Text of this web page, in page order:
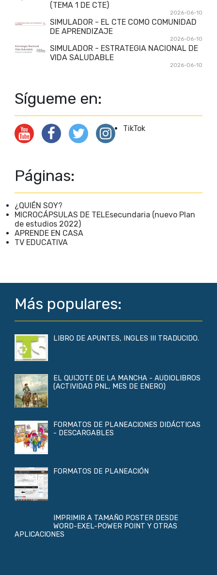
(TEMA 1 DE CTE)
2026-06-10
SIMULADOR - EL CTE COMO COMUNIDAD
DE APRENDIZAJE
2026-06-10
SIMULADOR - ESTRATEGIA NACIONAL DE
VIDA SALUDABLE
2026-06-10
Sígueme en:
TikTok
Páginas:
¿QUIÉN SOY?
MICROCÁPSULAS DE TELEsecundaria (nuevo Plan
de estudios 2022)
APRENDE EN CASA
TV EDUCATIVA
Más populares:
LIBRO DE APUNTES, INGLES III TRADUCIDO.
EL QUIJOTE DE LA MANCHA - AUDIOLIBROS
(ACTIVIDAD PNL, MES DE ENERO)
FORMATOS DE PLANEACIONES DIDÁCTICAS
- DESCARGABLES
FORMATOS DE PLANEACIÓN
IMPRIMIR A TAMAÑO POSTER DESDE
WORD-EXEL-POWER POINT Y OTRAS
APLICACIONES